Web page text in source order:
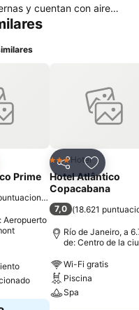
y cuentan con aire
WiFi, tel?fono y
disponibilidad a la
piano bar y un centro de
negocios, hay un centro
estacionamiento e
a favoritos
Prime
Aeropuerto
CompartirAgregar
3 Estrellas
Hotel
Hotel Atlântico
Copacabana
7,0 (18.621
Río de Janeiro, a
de: Centro de la
Wi-Fi gratis
Piscina
Spa